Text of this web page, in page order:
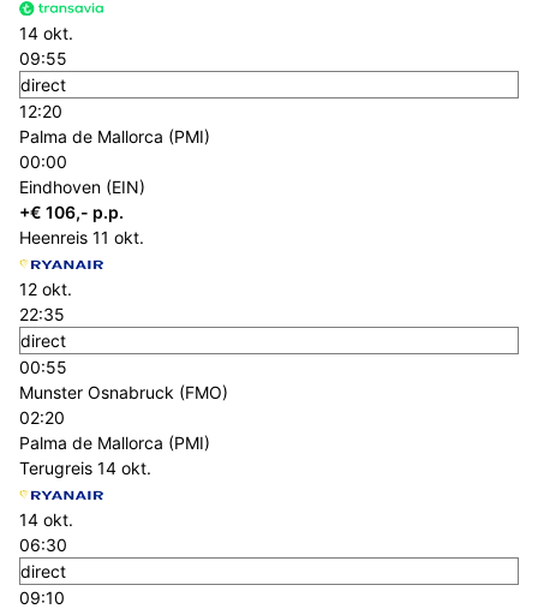
14 okt.
09:55
direct
12:20
Palma de Mallorca (PMI)
00:00
Eindhoven (EIN)
+€ 106,- p.p.
Heenreis 11 okt.
12 okt.
22:35
direct
00:55
Munster Osnabruck (FMO)
02:20
Palma de Mallorca (PMI)
Terugreis 14 okt.
14 okt.
06:30
direct
09:10